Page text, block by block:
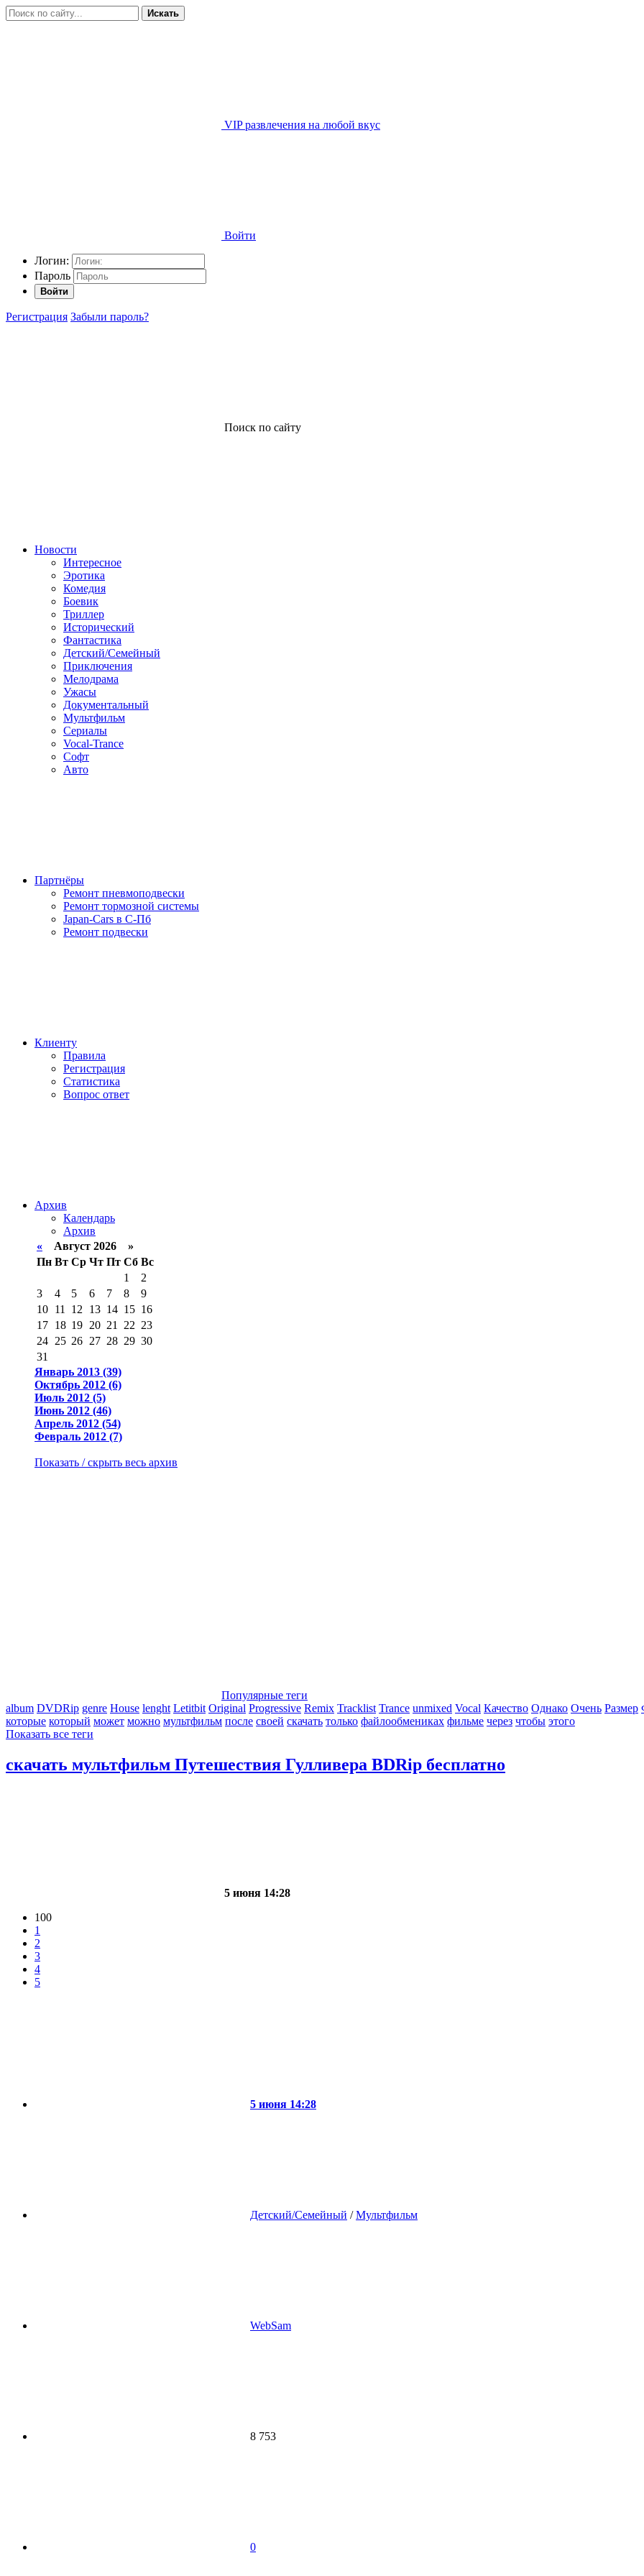
Искать
VIP развлечения на любой вкус
Войти
Логин:
Пароль
Войти
Регистрация Забыли пароль?
Поиск по сайту
Новости
Интересное
Эротика
Комедия
Боевик
Триллер
Исторический
Фантастика
Детский/Семейный
Приключения
Мелодрама
Ужасы
Документальный
Мультфильм
Сериалы
Vocal-Trance
Софт
Авто
Партнёры
Ремонт пневмоподвески
Ремонт тормозной системы
Japan-Cars в С-Пб
Ремонт подвески
Клиенту
Правила
Регистрация
Статистика
Вопрос ответ
Архив
Календарь
Архив
« Август 2026 »
Пн Вт Ср Чт Пт Сб Вс
1
2
3
4 5 6 7 8
9
10 11 12 13 14 15 16
17 18 19 20 21 22 23
24 25 26 27 28 29 30
31
Январь 2013 (39)
Октябрь 2012 (6)
Июль 2012 (5)
Июнь 2012 (46)
Апрель 2012 (54)
Февраль 2012 (7)
Показать / скрыть весь архив
Популярные теги
album DVDRip genre House lenght Letitbit Original Progressive Remix Tracklist Trance unmixed Vocal Качество Однако Очень Размер
которые который может можно мультфильм после своей скачать только файлообмениках фильме через чтобы этого
Показать все теги
скачать мультфильм Путешествия Гулливера BDRip бесплатно
5 июня 14:28
100
1
2
3
4
5
5 июня 14:28
Детский/Семейный /Мультфильм
WebSam
8 753
0